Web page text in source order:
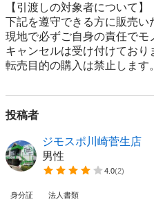
【引渡しの対象者について】
下記を遵守できる⽅に販売い
現地で必ずご⾃⾝の責任で
キャンセルは受け付けており
転売⽬的の購⼊は禁⽌します。
投稿者
ジモスポ川崎菅生店
男性
4.0(2)
身分証 法人書類